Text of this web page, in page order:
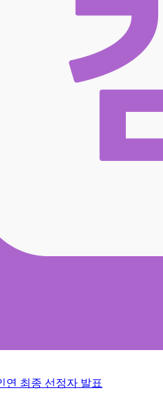
연 최종 선정자 발표